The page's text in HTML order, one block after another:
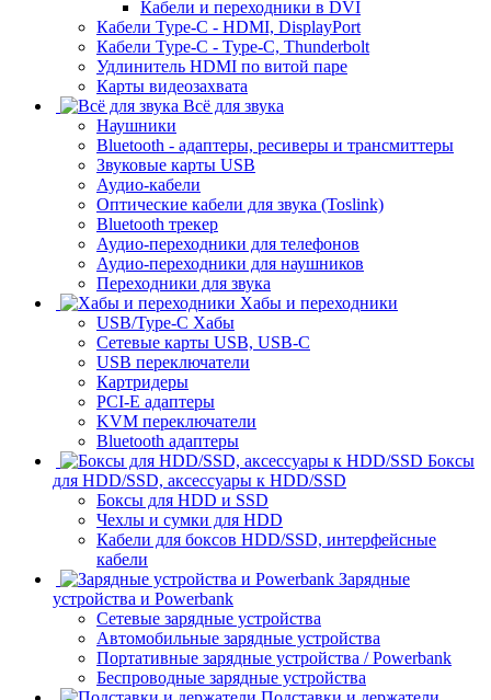
Кабели и переходники в DVI
Кабели Type-C - HDMI, DisplayPort
Кабели Type-C - Type-C, Thunderbolt
Удлинитель HDMI по витой паре
Карты видеозахвата
Всё для звука
Наушники
Bluetooth - адаптеры, ресиверы и трансмиттеры
Звуковые карты USB
Аудио-кабели
Оптические кабели для звука (Toslink)
Bluetooth трекер
Аудио-переходники для телефонов
Аудио-переходники для наушников
Переходники для звука
Хабы и переходники
USB/Type-C Хабы
Сетевые карты USB, USB-C
USB переключатели
Картридеры
PCI-E адаптеры
KVM переключатели
Bluetooth адаптеры
Боксы
для HDD/SSD, аксессуары к HDD/SSD
Боксы для HDD и SSD
Чехлы и сумки для HDD
Кабели для боксов HDD/SSD, интерфейсные
кабели
Зарядные
устройства и Powerbank
Сетевые зарядные устройства
Автомобильные зарядные устройства
Портативные зарядные устройства / Powerbank
Беспроводные зарядные устройства